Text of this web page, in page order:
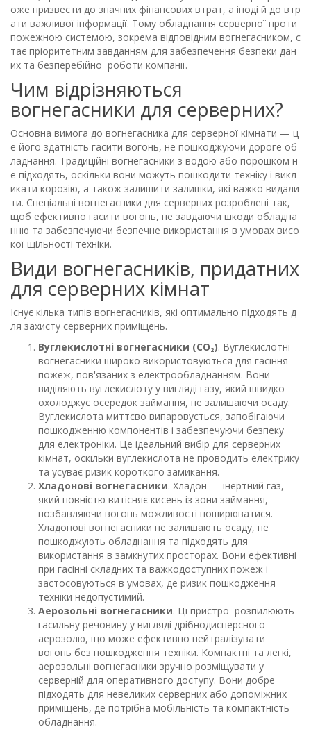
оже призвести до значних фінансових втрат, а іноді й до втр
ати важливої інформації. Тому обладнання серверної проти
пожежною системою, зокрема відповідним вогнегасником, с
тає пріоритетним завданням для забезпечення безпеки дан
их та безперебійної роботи компанії.
Чим відрізняються
вогнегасники для серверних?
Основна вимога до вогнегасника для серверної кімнати — ц
е його здатність гасити вогонь, не пошкоджуючи дороге об
ладнання. Традиційні вогнегасники з водою або порошком н
е підходять, оскільки вони можуть пошкодити техніку і викл
икати корозію, а також залишити залишки, які важко видали
ти. Спеціальні вогнегасники для серверних розроблені так,
щоб ефективно гасити вогонь, не завдаючи шкоди обладна
нню та забезпечуючи безпечне використання в умовах висо
кої щільності техніки.
Види вогнегасників, придатних
для серверних кімнат
Існує кілька типів вогнегасників, які оптимально підходять д
ля захисту серверних приміщень.
Вуглекислотні вогнегасники (СО₂). Вуглекислотні
вогнегасники широко використовуються для гасіння
пожеж, пов'язаних з електрообладнанням. Вони
виділяють вуглекислоту у вигляді газу, який швидко
охолоджує осередок займання, не залишаючи осаду.
Вуглекислота миттєво випаровується, запобігаючи
пошкодженню компонентів і забезпечуючи безпеку
для електроніки. Це ідеальний вибір для серверних
кімнат, оскільки вуглекислота не проводить електрику
та усуває ризик короткого замикання.
Хладонові вогнегасники. Хладон — інертний газ,
який повністю витісняє кисень із зони займання,
позбавляючи вогонь можливості поширюватися.
Хладонові вогнегасники не залишають осаду, не
пошкоджують обладнання та підходять для
використання в замкнутих просторах. Вони ефективні
при гасінні складних та важкодоступних пожеж і
застосовуються в умовах, де ризик пошкодження
техніки недопустимий.
Аерозольні вогнегасники. Ці пристрої розпилюють
гасильну речовину у вигляді дрібнодисперсного
аерозолю, що може ефективно нейтралізувати
вогонь без пошкодження техніки. Компактні та легкі,
аерозольні вогнегасники зручно розміщувати у
серверній для оперативного доступу. Вони добре
підходять для невеликих серверних або допоміжних
приміщень, де потрібна мобільність та компактність
обладнання.